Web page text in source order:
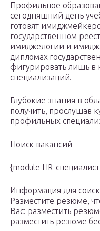
Профильное
сегодняшний день
готовят
государственном
имиджелогии и
дипломах
фигурировать лишь в
специализаций.
Глубокие знания в
получить, прослушав
профильных
Поиск вакансий
{module HR-
Информация для
Разместите резюме,
Вас: разместить
разместить резюме